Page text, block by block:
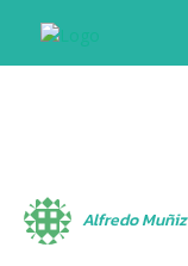
Alfredo Muñiz